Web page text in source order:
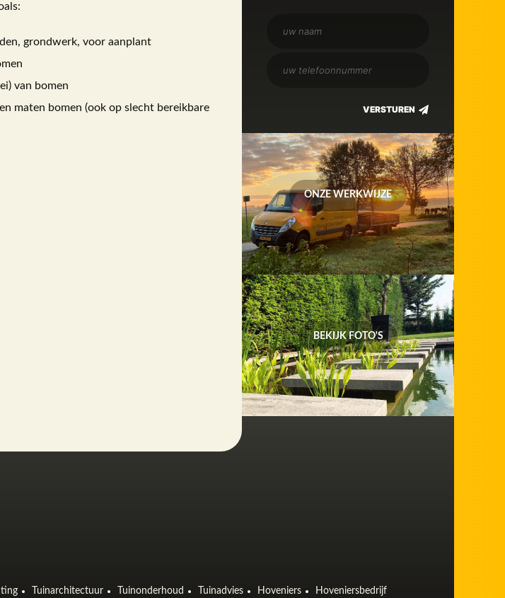
grondwerk, voor aanplant
van bomen
maten bomen (ook op slecht bereikbare
ONZE WERKWIJZE
BEKIJK FOTO'S
Tuinarchitectuur Tuinonderhoud Tuinadvies Hoveniers Hoveniersbedrijf